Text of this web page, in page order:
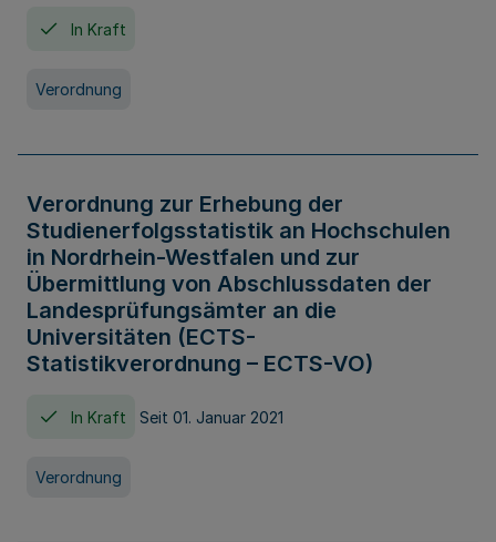
In Kraft
Verordnung
Verordnung zur Erhebung der
Studienerfolgsstatistik an Hochschulen
in Nordrhein-Westfalen und zur
Übermittlung von Abschlussdaten der
Landesprüfungsämter an die
Universitäten (ECTS-
Statistikverordnung – ECTS-VO)
In Kraft Seit 01. Januar 2021
Verordnung